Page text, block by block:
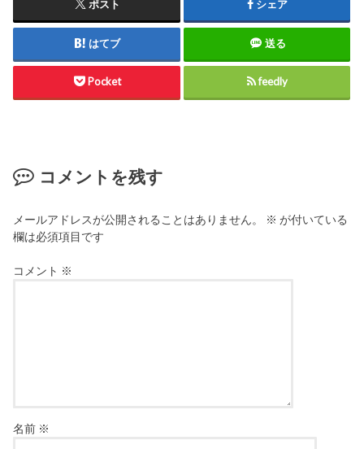
ポスト シェア
はてブ 送る
Pocket feedly
コメントを残す
メールアドレスが公開されることはありません。 ※ が付いている
欄は必須項目です
コメント ※
名前 ※